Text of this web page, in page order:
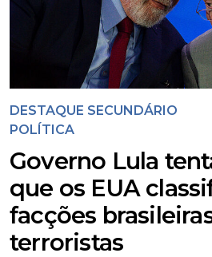
DESTAQUE SECUNDÁRIO
POLÍTICA
Governo Lula
que os EUA
facções
terroristas